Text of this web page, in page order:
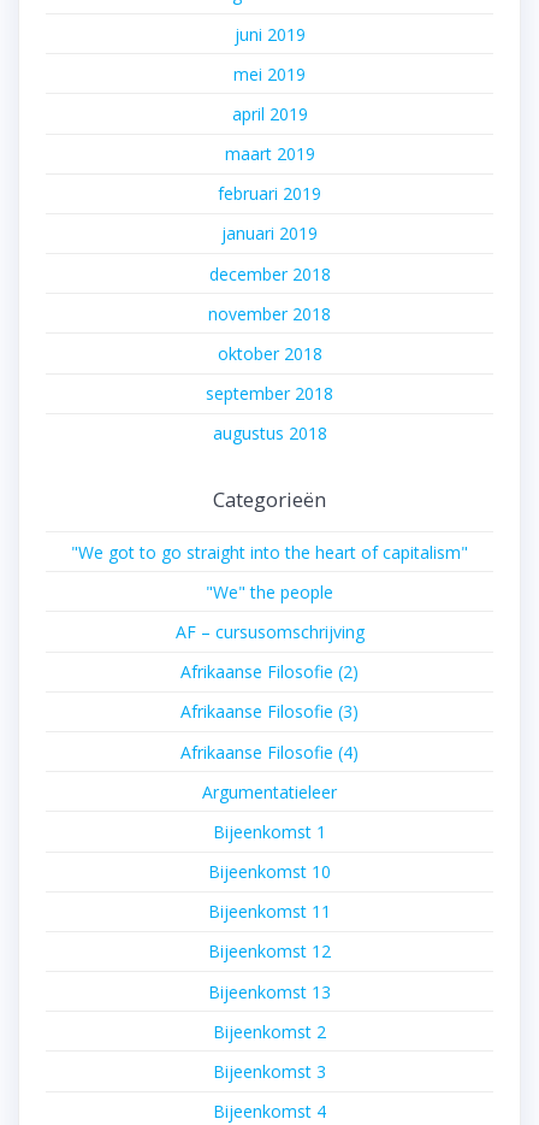
juni 2019
mei 2019
april 2019
maart 2019
februari 2019
januari 2019
december 2018
november 2018
oktober 2018
september 2018
augustus 2018
Categorieën
"We got to go straight into the heart of capitalism"
"We" the people
AF – cursusomschrijving
Afrikaanse Filosofie (2)
Afrikaanse Filosofie (3)
Afrikaanse Filosofie (4)
Argumentatieleer
Bijeenkomst 1
Bijeenkomst 10
Bijeenkomst 11
Bijeenkomst 12
Bijeenkomst 13
Bijeenkomst 2
Bijeenkomst 3
Bijeenkomst 4